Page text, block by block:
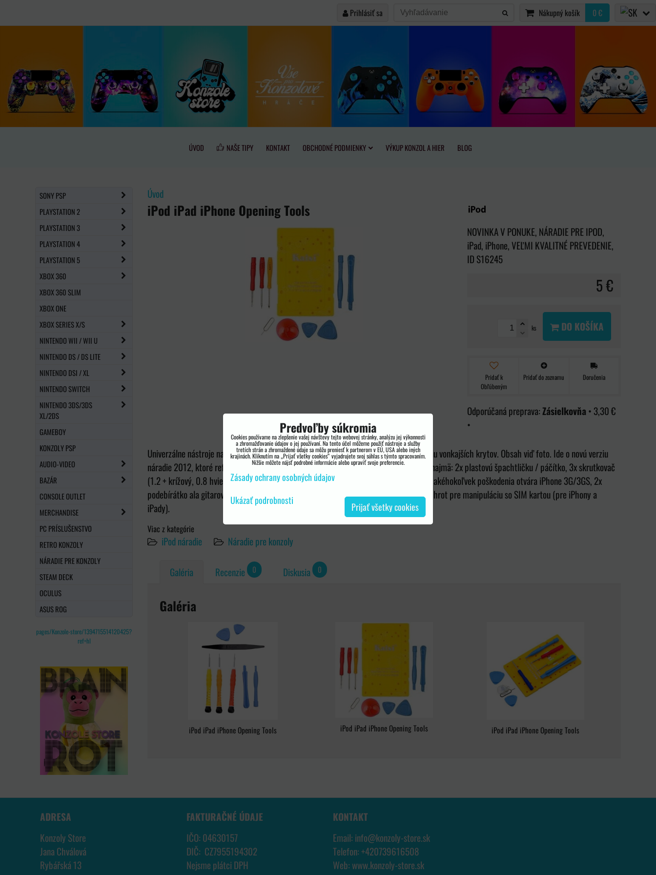
Prihlásiť sa Nákupný košík 0 €
ÚVOD NAŠE TIPY KONTAKT OBCHODNÉ PODMIENKY VÝKUP KONZOL A HIER BLOG
Úvod
iPod iPad iPhone Opening Tools
NOVINKA V PONUKE, NÁRADIE PRE IPOD,
iPad, iPhone, VEĽMI KVALITNÉ PREVEDENIE,
ID S16245
5 €
ks DO KOŠÍKA
Pridať k
Obľúbeným
Pridať do zoznamu Doručenia
Zásielkovňa• 3,30 €
•
Univerzálne nástroje na otvorenie iPodu - iPadu - iPhone, pokiaľ možno bez poškriabaniu vonkajších krytov. Obsah viď foto. Ide o novú verziu
náradie 2012, ktoré reflektuje aj potrebu servisu iPhone 3G/3GS/4 a iPadu. Obsahuje najmä: 2x plastovú špachtličku / páčítko, 3x skrutkovač
(1.2 + krížový, 0.8 hviezdička iPhone4, 1.2 hviezdička iPad), 1x prísavku, ktorou sa bez akéhokoľvek poškodenia otvára iPhone 3G/3GS, 2x
podebírátko ala gitarové "trsátko", 1x servisný podložku pre rozmiestnenie skrutiek, 1x hrot pre manipuláciu so SIM kartou (pre iPhony a
iPady).
Viac z kategórie
iPod náradie Náradie pre konzoly
Galéria Recenzie 0 Diskusia 0
Galéria
iPod iPad iPhone Opening Tools iPod iPad iPhone Opening Tools iPod iPad iPhone Opening Tools
SONY PSP
PLAYSTATION 2
PLAYSTATION 3
PLAYSTATION 4
PLAYSTATION 5
XBOX 360
XBOX 360 SLIM
XBOX ONE
XBOX SERIES X/S
NINTENDO WII / WII U
NINTENDO DS / DS LITE
NINTENDO DSI / XL
NINTENDO SWITCH
NINTENDO 3DS/3DS
XL/2DS
GAMEBOY
KONZOLY PSP
AUDIO-VIDEO
BAZÁR
CONSOLE OUTLET
MERCHANDISE
PC PRÍSLUŠENSTVO
RETRO KONZOLY
NÁRADIE PRE KONZOLY
STEAM DECK
OCULUS
ASUS ROG
pages/Konzole-store/1394715514120425?
ref=hl
ADRESA
Konzoly Store
Jana Chválová
Rybářská 13
FAKTURAČNÉ ÚDAJE
IČO: 04630157
DIČ: CZ7955194302
Nejsme plátci DPH
KONTAKT
Email: info@konzoly-store.sk
Telefon:+420739616508
Web: www.konzoly-store.sk
Predvoľby súkromia
Cookies používame na zlepšenie vašej návštevy tejto webovej stránky, analýzu jej výkonnosti
a zhromažďovanie údajov o jej používaní. Na tento účel môžeme použiť nástroje a služby
tretích strán a zhromaždené údaje sa môžu preniesť k partnerom v EÚ, USA alebo iných
krajinách. Kliknutím na „Prijať všetky cookies“ vyjadrujete svoj súhlas s týmto spracovaním.
Nižšie môžete nájsť podrobné informácie alebo upraviť svoje preferencie.
Zásady ochrany osobných údajov
Ukázať podrobnosti
Prijať všetky cookies